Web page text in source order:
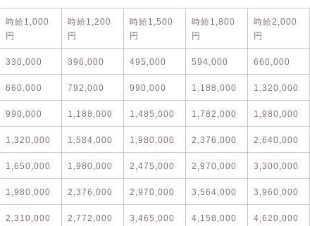
時給1,000
円
時給1,200
円
時給1,500
円
時給1,800
円
時給2,000
円
330,000 396,000 495,000 594,000 660,000
660,000 792,000 990,000 1,188,000 1,320,000
990,000 1,188,000 1,485,000 1,782,000 1,980,000
1,320,000 1,584,000 1,980,000 2,376,000 2,640,000
1,650,000 1,980,000 2,475,000 2,970,000 3,300,000
1,980,000 2,376,000 2,970,000 3,564,000 3,960,000
2,310,000 2,772,000 3,465,000 4,158,000 4,620,000